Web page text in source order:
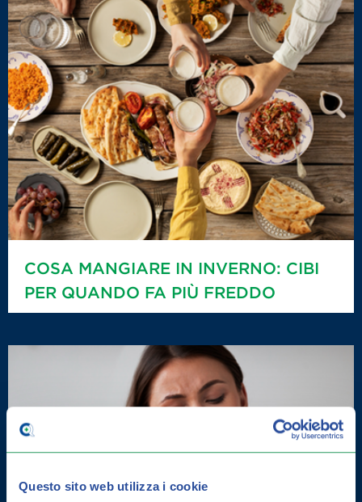
Questo sito web utilizza i cookie
COSA MANGIARE IN INVERNO: CIBI
PER QUANDO FA PIÙ FREDDO